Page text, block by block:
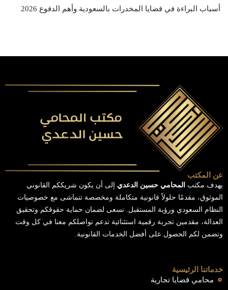
أسباب البراءة في قضايا المخدرات بالسعودية وأهم الدفوع 2026
عن المكتب
يهدف مكتب المحامي حسين الدعدي إلى أن يكون شريككم القانوني
الموثوق، مقدمًا حلولاً قانونية متكاملة ومخصصة تتماشى مع خصوصيات
النظام السعودي ورؤية المستقبل. نسعى لضمان حماية حقوقكم وتحقيق
العدالة، مقدمين تجربة رقمية استثنائية تدعم تواصلكم معنا في كل وقت
وتضمن لكم الحصول على أفضل الخدمات القانونية.
خدماتنا الرئيسية
محامي قضايا تجارية